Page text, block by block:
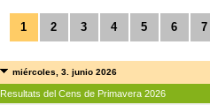
1 2 3 4 5 6 7
miércoles, 3. junio 2026
Resultats del Cens de Primavera 2026